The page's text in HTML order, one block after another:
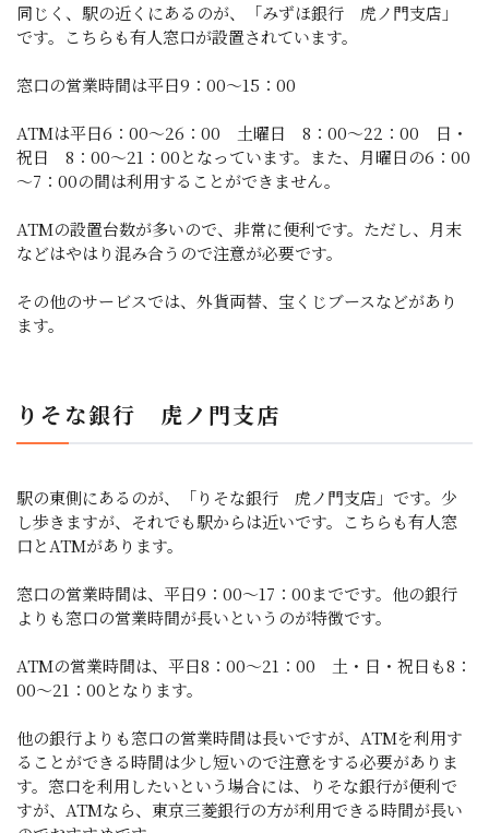
同じく、駅の近くにあるのが、「みずほ銀行 虎ノ門支店」
です。こちらも有人窓口が設置されています。
窓口の営業時間は平日9：00～15：00
ATMは平日6：00～26：00 土曜日 8：00～22：00 日・
祝日 8：00～21：00となっています。また、月曜日の6：00
～7：00の間は利用することができません。
ATMの設置台数が多いので、非常に便利です。ただし、月末
などはやはり混み合うので注意が必要です。
その他のサービスでは、外貨両替、宝くじブースなどがあり
ます。
りそな銀行 虎ノ門支店
駅の東側にあるのが、「りそな銀行 虎ノ門支店」です。少
し歩きますが、それでも駅からは近いです。こちらも有人窓
口とATMがあります。
窓口の営業時間は、平日9：00～17：00までです。他の銀行
よりも窓口の営業時間が長いというのが特徴です。
ATMの営業時間は、平日8：00～21：00 土・日・祝日も8：
00～21：00となります。
他の銀行よりも窓口の営業時間は長いですが、ATMを利用す
ることができる時間は少し短いので注意をする必要がありま
す。窓口を利用したいという場合には、りそな銀行が便利で
すが、ATMなら、東京三菱銀行の方が利用できる時間が長い